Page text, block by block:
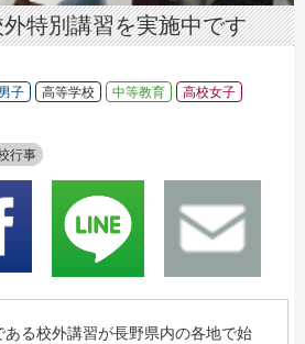
特別講習を実施中です
子 高等学校 中等教育
高校女子
行事
る校外講習が長野県内の各地で始